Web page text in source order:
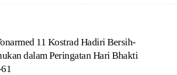
11 Kostrad Hadiri Bersih-
dalam Peringatan Hari Bhakti